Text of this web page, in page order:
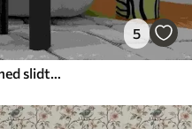
5
Gamle stenmosaikmedaljoner med slidte detaljer